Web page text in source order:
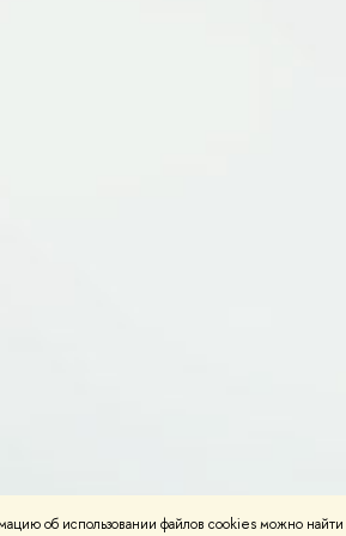
об использовании файлов cookies можно найти